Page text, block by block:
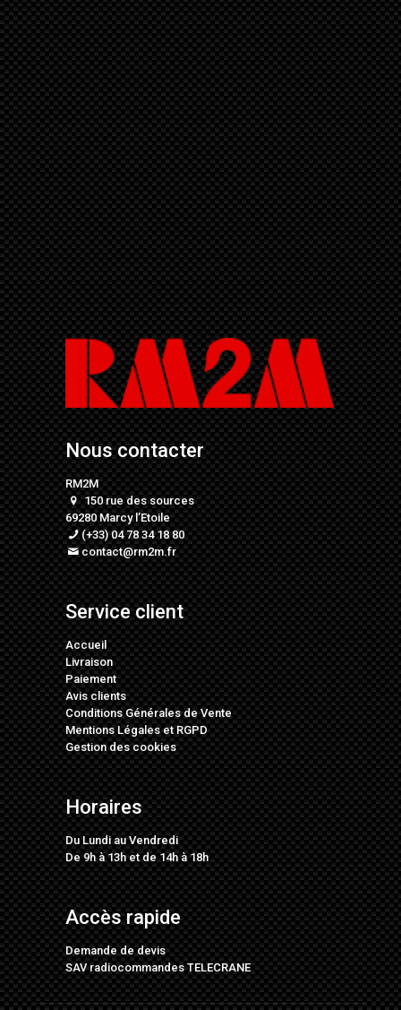
Nous contacter
RM2M
150 rue des sources
69280 Marcy l’Etoile
(+33) 04 78 34 18 80
contact@rm2m.fr
Service client
Accueil
Livraison
Paiement
Avis clients
Conditions Générales de Vente
Mentions LégalesetRGPD
Gestion des cookies
Horaires
Du Lundi au Vendredi
De 9h à 13h et de 14h à 18h
Accès rapide
Demande de devis
SAV radiocommandes TELECRANE